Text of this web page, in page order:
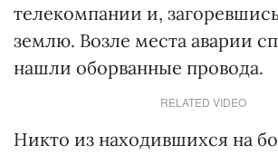
телекомпании и,
землю. Возле места аварии
нашли оборванные провода.
RELATED VIDEO
Никто из находившихся на